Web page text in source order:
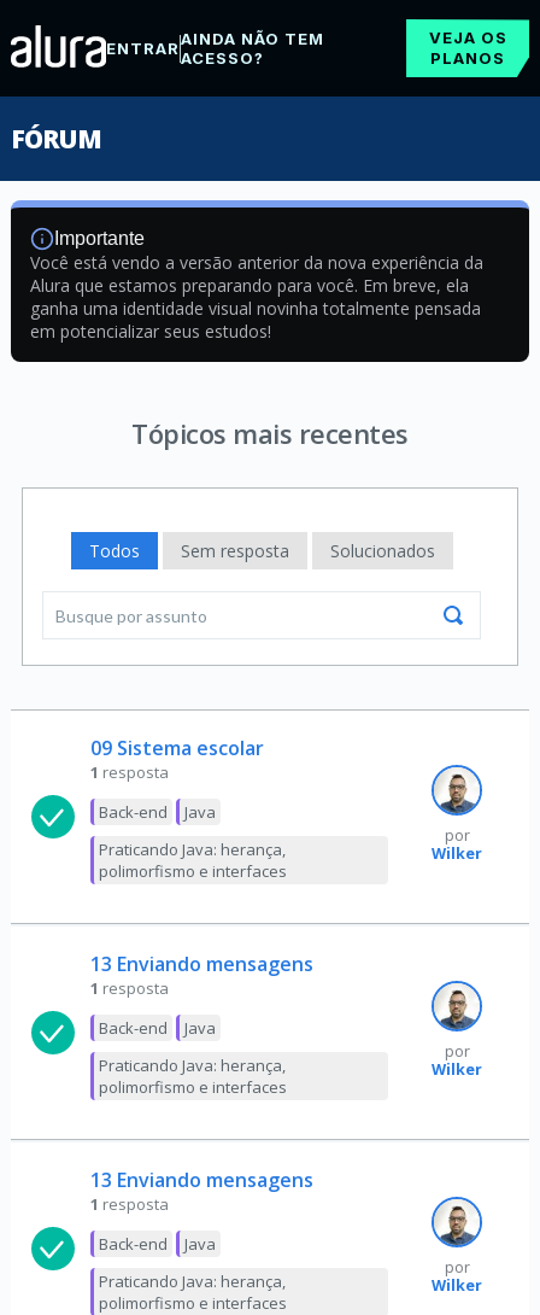
ENTRARAINDA NÃO TEM
ACESSO?
VEJA OS
PLANOS
FÓRUM
Importante
Você está vendo a versão anterior da nova experiência da
Alura que estamos preparando para você. Em breve, ela
ganha uma identidade visual novinha totalmente pensada
em potencializar seus estudos!
Tópicos mais recentes
Todos Sem resposta Solucionados
09 Sistema escolar
1 resposta
Back-end
Java
Praticando Java: herança,
polimorfismo e interfaces
por
Wilker
13 Enviando mensagens
1 resposta
Back-end
Java
Praticando Java: herança,
polimorfismo e interfaces
por
Wilker
13 Enviando mensagens
1 resposta
Back-end
Java
Praticando Java: herança,
polimorfismo e interfaces
por
Wilker